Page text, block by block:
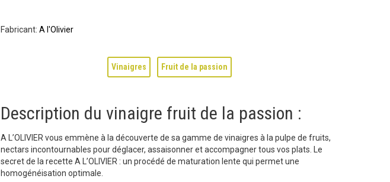
Fabricant: A l'Olivier
Vinaigres Fruit de la passion
Description du vinaigre fruit de la passion :
A L’OLIVIER vous emmène à la découverte de sa gamme de vinaigres à la pulpe de fruits,
nectars incontournables pour déglacer, assaisonner et accompagner tous vos plats. Le
secret de la recette A L’OLIVIER : un procédé de maturation lente qui permet une
homogénéisation optimale.